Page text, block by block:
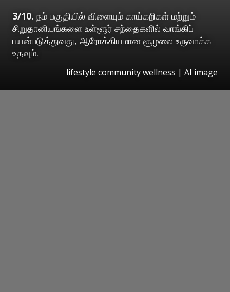
3/10. நம் பகுதியில் விளையும் காய்கறிகள் மற்றும்
சிறுதானியங்களை உள்ளூர் சந்தைகளில் வாங்கிப்
பயன்படுத்துவது, ஆரோக்கியமான சூழலை உருவாக்க
உதவும்.
lifestyle community wellness | AI image